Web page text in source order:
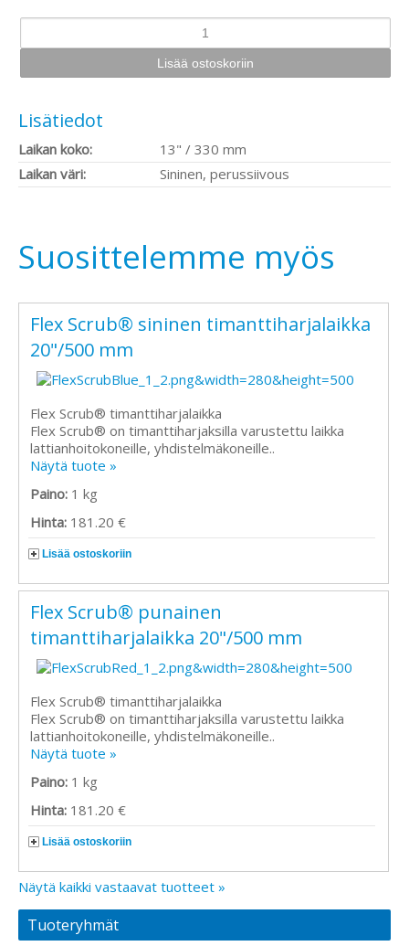
Lisätiedot
Laikan koko:
13" / 330 mm
Laikan väri:
Sininen, perussiivous
Suosittelemme myös
Flex Scrub® sininen timanttiharjalaikka
20"/500 mm
Flex Scrub® timanttiharjalaikka
Flex Scrub® on timanttiharjaksilla varustettu laikka
lattianhoitokoneille, yhdistelmäkoneille..
Näytä tuote »
Paino: 1 kg
Hinta: 181.20 €
Lisää ostoskoriin
Flex Scrub® punainen
timanttiharjalaikka 20"/500 mm
Flex Scrub® timanttiharjalaikka
Flex Scrub® on timanttiharjaksilla varustettu laikka
lattianhoitokoneille, yhdistelmäkoneille..
Näytä tuote »
Paino: 1 kg
Hinta: 181.20 €
Lisää ostoskoriin
Näytä kaikki vastaavat tuotteet »
Tuoteryhmät